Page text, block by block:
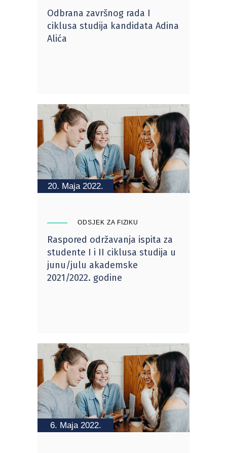
Odbrana završnog rada I
ciklusa studija kandidata Adina
Alića
20. Maja 2022.
ODSJEK ZA FIZIKU
Raspored održavanja ispita za
studente I i II ciklusa studija u
junu/julu akademske
2021/2022. godine
6. Maja 2022.